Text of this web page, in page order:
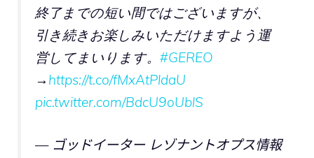
終了までの短い間ではございますが、
引き続きお楽しみいただけますよう運
営してまいります。 #GEREO
→ https://t.co/fMxAtPldaU
pic.twitter.com/BdcU9oUblS
— ゴッドイーター レゾナントオプス情報